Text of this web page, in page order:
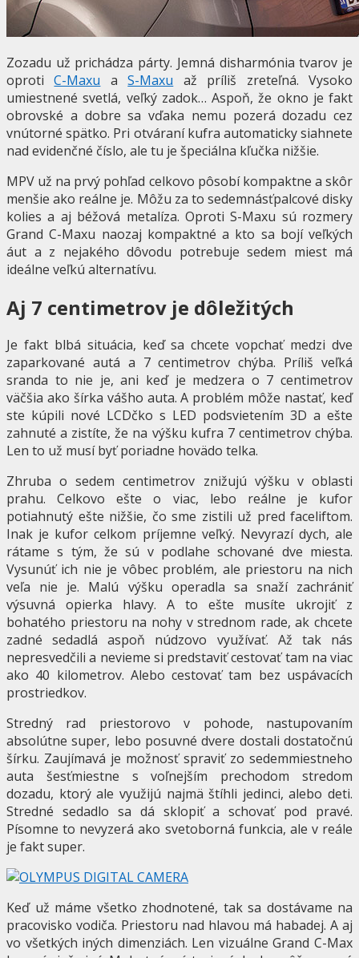
Zozadu už prichádza párty. Jemná disharmónia tvarov je
oprotiC-Maxu aS-Maxu až príliš zreteľná. Vysoko
umiestnené svetlá, veľký zadok… Aspoň, že okno je fakt
obrovské a dobre sa vďaka nemu pozerá dozadu cez
vnútorné spätko. Pri otváraní kufra automaticky siahnete
nad evidenčné číslo, ale tu je špeciálna kľučka nižšie.
MPV už na prvý pohľad celkovo pôsobí kompaktne a skôr
menšie ako reálne je. Môžu za to sedemnásťpalcové disky
kolies a aj béžová metalíza. Oproti S-Maxu sú rozmery
Grand C-Maxu naozaj kompaktné a kto sa bojí veľkých
áut a z nejakého dôvodu potrebuje sedem miest má
ideálne veľkú alternatívu.
Aj 7 centimetrov je dôležitých
Je fakt blbá situácia, keď sa chcete vopchať medzi dve
zaparkované autá a 7 centimetrov chýba. Príliš veľká
sranda to nie je, ani keď je medzera o 7 centimetrov
väčšia ako šírka vášho auta. A problém môže nastať, keď
ste kúpili nové LCDčko s LED podsvietením 3D a ešte
zahnuté a zistíte, že na výšku kufra 7 centimetrov chýba.
Len to už musí byť poriadne hovädo telka.
Zhruba o sedem centimetrov znižujú výšku v oblasti
prahu. Celkovo ešte o viac, lebo reálne je kufor
potiahnutý ešte nižšie, čo sme zistili už pred faceliftom.
Inak je kufor celkom príjemne veľký. Nevyrazí dych, ale
rátame s tým, že sú v podlahe schované dve miesta.
Vysunúť ich nie je vôbec problém, ale priestoru na nich
veľa nie je. Malú výšku operadla sa snaží zachrániť
výsuvná opierka hlavy. A to ešte musíte ukrojiť z
bohatého priestoru na nohy v strednom rade, ak chcete
zadné sedadlá aspoň núdzovo využívať. Až tak nás
nepresvedčili a nevieme si predstaviť cestovať tam na viac
ako 40 kilometrov. Alebo cestovať tam bez uspávacích
prostriedkov.
Stredný rad priestorovo v pohode, nastupovaním
absolútne super, lebo posuvné dvere dostali dostatočnú
šírku. Zaujímavá je možnosť spraviť zo sedemmiestneho
auta šesťmiestne s voľnejším prechodom stredom
dozadu, ktorý ale využijú najmä štíhli jedinci, alebo deti.
Stredné sedadlo sa dá sklopiť a schovať pod pravé.
Písomne to nevyzerá ako svetoborná funkcia, ale v reále
je fakt super.
Keď už máme všetko zhodnotené, tak sa dostávame na
pracovisko vodiča. Priestoru nad hlavou má habadej. A aj
vo všetkých iných dimenziách. Len vizuálne Grand C-Max